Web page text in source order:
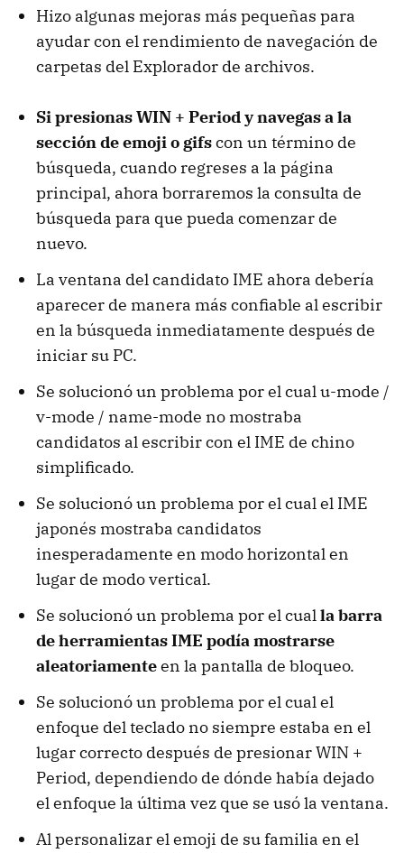
Hizo algunas mejoras más pequeñas para
ayudar con el rendimiento de navegación de
carpetas del Explorador de archivos.
Si presionas WIN + Period y navegas a la
sección de emoji o gifscon un término de
búsqueda, cuando regreses a la página
principal, ahora borraremos la consulta de
búsqueda para que pueda comenzar de
nuevo.
La ventana del candidato IME ahora debería
aparecer de manera más confiable al escribir
en la búsqueda inmediatamente después de
iniciar su PC.
Se solucionó un problema por el cual u-mode /
v-mode / name-mode no mostraba
candidatos al escribir con el IME de chino
simplificado.
Se solucionó un problema por el cual el IME
japonés mostraba candidatos
inesperadamente en modo horizontal en
lugar de modo vertical.
Se solucionó un problema por el cualla barra
de herramientas IME podía mostrarse
aleatoriamenteen la pantalla de bloqueo.
Se solucionó un problema por el cual el
enfoque del teclado no siempre estaba en el
lugar correcto después de presionar WIN +
Period, dependiendo de dónde había dejado
el enfoque la última vez que se usó la ventana.
Al personalizar el emoji de su familia en el